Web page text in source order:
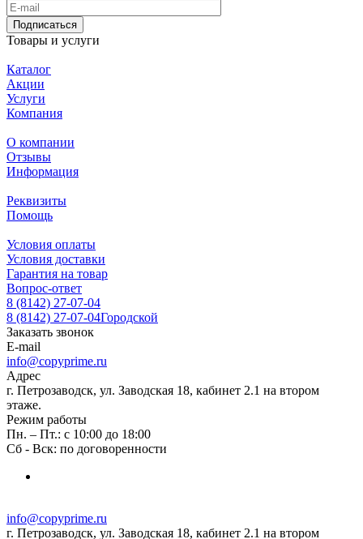
Подписаться
Товары и услуги
Каталог
Акции
Услуги
Компания
О компании
Отзывы
Информация
Реквизиты
Помощь
Условия оплаты
Условия доставки
Гарантия на товар
Вопрос-ответ
8 (8142) 27-07-04
8 (8142) 27-07-04Городской
Заказать звонок
E-mail
info@copyprime.ru
Адрес
г. Петрозаводск, ул. Заводская 18, кабинет 2.1 на втором
этаже.
Режим работы
Пн. – Пт.: с 10:00 до 18:00
Сб - Вск: по договоренности
info@copyprime.ru
г. Петрозаводск, ул. Заводская 18, кабинет 2.1 на втором